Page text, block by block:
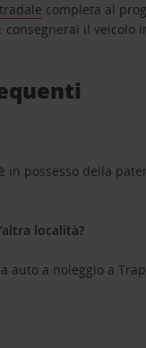
completa al
: consegnerai il veicolo
possesso della
località?
a noleggio a